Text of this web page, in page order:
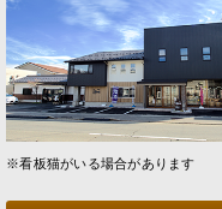
※看板猫がいる場合があります